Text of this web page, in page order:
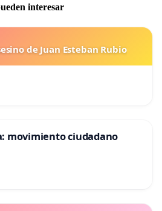
interesar
de Juan Esteban Rubio
movimiento ciudadano